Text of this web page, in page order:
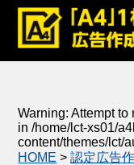
Warning: Attempt
in/home/lct-xs01/
content/themes/lct/
HOME >認定広告